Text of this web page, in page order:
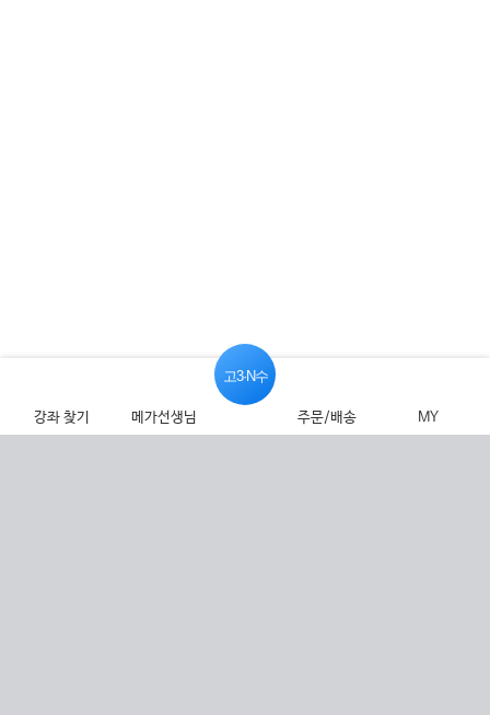
강좌 찾기 메가선생님 주문/배송 MY
고3·N수